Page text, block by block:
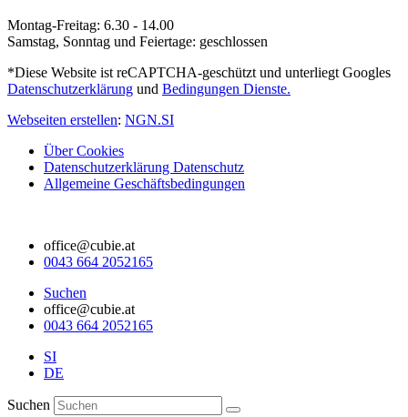
Montag-Freitag: 6.30 - 14.00
Samstag, Sonntag und Feiertage: geschlossen
*Diese Website ist reCAPTCHA-geschützt und unterliegt Googles
Datenschutzerklärung und Bedingungen Dienste.
Webseiten erstellen: NGN.SI
Über Cookies
Datenschutzerklärung Datenschutz
Allgemeine Geschäftsbedingungen
office@cubie.at
0043 664 2052165
Suchen
office@cubie.at
0043 664 2052165
SI
DE
Suchen